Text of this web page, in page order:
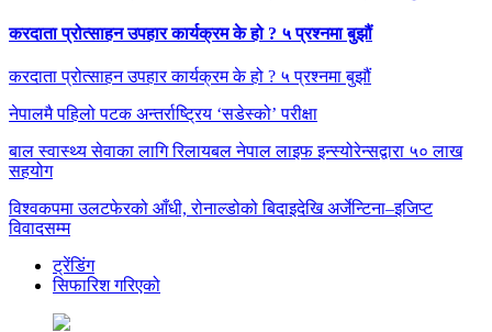
करदाता प्रोत्साहन उपहार कार्यक्रम के हो ? ५ प्रश्नमा बुझौं
करदाता प्रोत्साहन उपहार कार्यक्रम के हो ? ५ प्रश्नमा बुझौं
नेपालमै पहिलो पटक अन्तर्राष्ट्रिय ‘सडेस्को’ परीक्षा
बाल स्वास्थ्य सेवाका लागि रिलायबल नेपाल लाइफ इन्स्योरेन्सद्वारा ५० लाख
सहयोग
विश्वकपमा उलटफेरको आँधी, रोनाल्डोको बिदाइदेखि अर्जेन्टिना–इजिप्ट
विवादसम्म
ट्रेंडिंग
सिफारिश गरिएको